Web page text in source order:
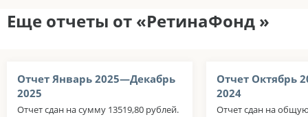
Еще отчеты от «РетинаФонд »
Отчет Январь 2025—Декабрь
2025
Отчет сдан на сумму 13519,80 рублей.
Отчет Октябрь
2024
Отчет сдан на